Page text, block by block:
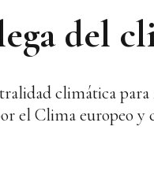
del
climática para
el Clima europeo y